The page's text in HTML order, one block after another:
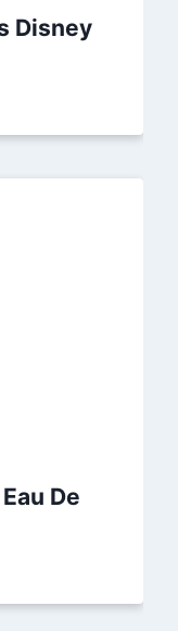
Disney
De